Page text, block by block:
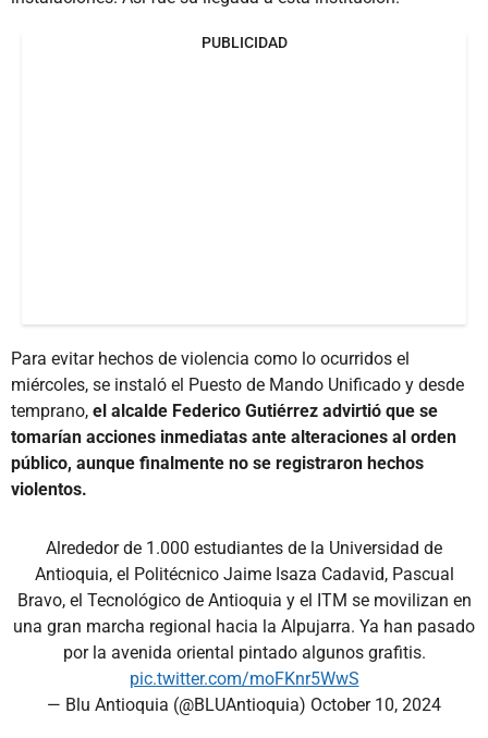
PUBLICIDAD
Para evitar hechos de violencia como lo ocurridos el
miércoles, se instaló el Puesto de Mando Unificado y desde
temprano, el alcalde Federico Gutiérrez advirtió que se
tomarían acciones inmediatas ante alteraciones al orden
público, aunque finalmente no se registraron hechos
violentos.
Alrededor de 1.000 estudiantes de la Universidad de
Antioquia, el Politécnico Jaime Isaza Cadavid, Pascual
Bravo, el Tecnológico de Antioquia y el ITM se movilizan en
una gran marcha regional hacia la Alpujarra. Ya han pasado
por la avenida oriental pintado algunos grafitis.
pic.twitter.com/moFKnr5WwS
— Blu Antioquia (@BLUAntioquia) October 10, 2024